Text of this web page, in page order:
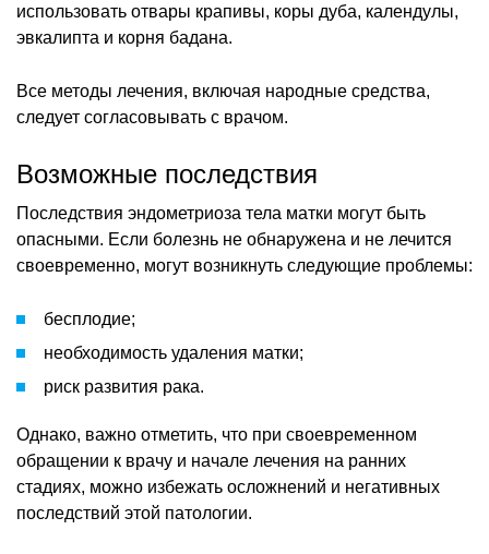
использовать отвары крапивы, коры дуба, календулы,
эвкалипта и корня бадана.
Все методы лечения, включая народные средства,
следует согласовывать с врачом.
Возможные последствия
Последствия эндометриоза тела матки могут быть
опасными. Если болезнь не обнаружена и не лечится
своевременно, могут возникнуть следующие проблемы:
бесплодие;
необходимость удаления матки;
риск развития рака.
Однако, важно отметить, что при своевременном
обращении к врачу и начале лечения на ранних
стадиях, можно избежать осложнений и негативных
последствий этой патологии.